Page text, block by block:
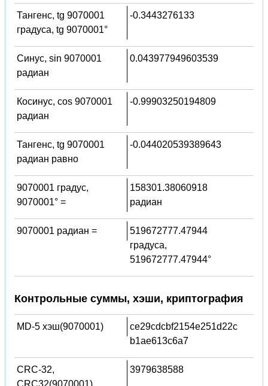
Тангенс, tg 9070001
градуса, tg 9070001°
-0.3443276133
Синус, sin 9070001
радиан
0.043977949603539
Косинус, cos 9070001
радиан
-0.99903250194809
Тангенс, tg 9070001
радиан равно
-0.044020539389643
9070001 градус,
9070001° =
158301.38060918
радиан
9070001 радиан =
519672777.47944
градуса,
519672777.47944°
Контрольные суммы, хэши, криптография
MD-5 хэш(9070001)
ce29cdcbf2154e251d22c
b1ae613c6a7
CRC-32,
CRC32(9070001)
3979638588